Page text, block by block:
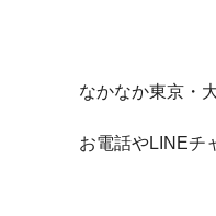
なかなか東京・
お電話やLINEチ